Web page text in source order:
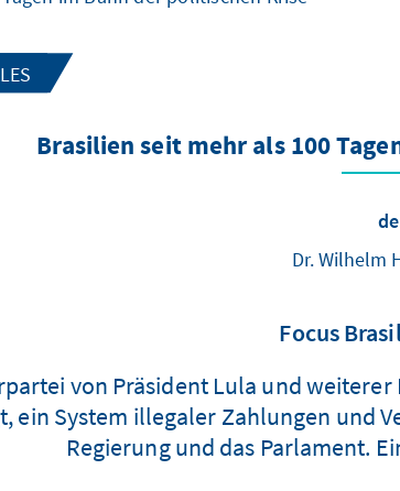
Brasilien seit mehr als 100
de
Dr. Wilhelm
Focus
von Präsident Lula und
ein System illegaler Zahlungen und
Regierung und das Parlament.